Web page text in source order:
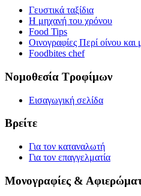
Γευστικά ταξίδια
Η μηχανή του χρόνου
Food Tips
Οινογραφίες Περί οίνου και
Foodbites chef
Νομοθεσία Τροφίμων
Εισαγωγική σελίδα
Βρείτε
Για τον καταναλωτή
Για τον επαγγελματία
Μονογραφίες &